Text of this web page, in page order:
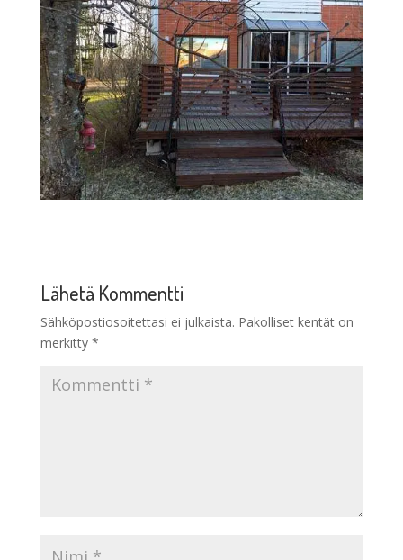
Lähetä Kommentti
Sähköpostiosoitettasi ei julkaista. Pakolliset kentät on
merkitty *